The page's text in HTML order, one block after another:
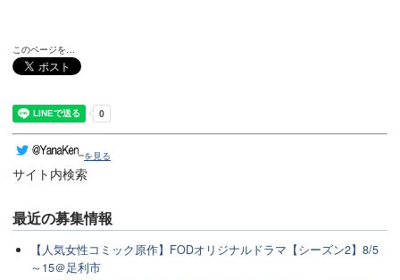
このページを…
を見る
サイト内検索
最近の募集情報
【人気女性コミック原作】FODオリジナルドラマ【シーズン2】8/5
～15＠足利市